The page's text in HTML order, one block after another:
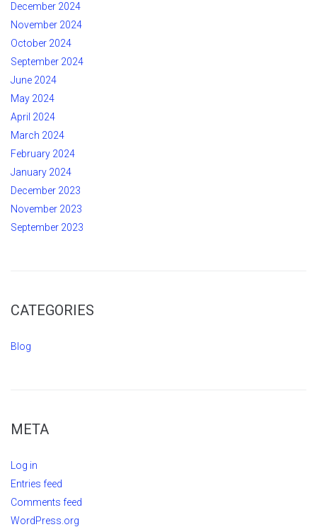
December 2024
November 2024
October 2024
September 2024
June 2024
May 2024
April 2024
March 2024
February 2024
January 2024
December 2023
November 2023
September 2023
CATEGORIES
Blog
META
Log in
Entries feed
Comments feed
WordPress.org